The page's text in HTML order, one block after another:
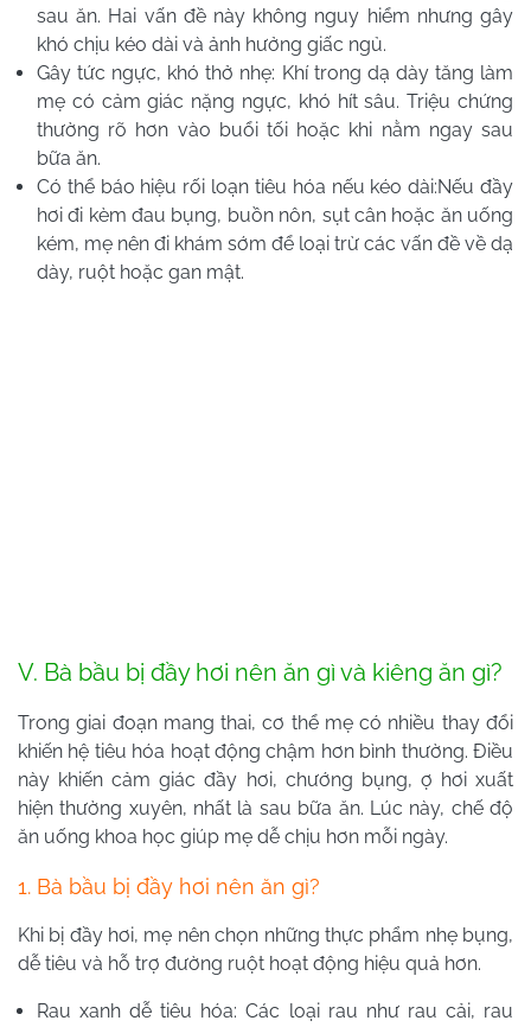
sau ăn. Hai vấn đề này không nguy hiểm nhưng gây
khó chịu kéo dài và ảnh hưởng giấc ngủ.
Gây tức ngực, khó thở nhẹ: Khí trong dạ dày tăng làm
mẹ có cảm giác nặng ngực, khó hít sâu. Triệu chứng
thường rõ hơn vào buổi tối hoặc khi nằm ngay sau
bữa ăn.
Có thể báo hiệu rối loạn tiêu hóa nếu kéo dài:Nếu đầy
hơi đi kèm đau bụng, buồn nôn, sụt cân hoặc ăn uống
kém, mẹ nên đi khám sớm để loại trừ các vấn đề về dạ
dày, ruột hoặc gan mật.
V. Bà bầu bị đầy hơi nên ăn gì và kiêng ăn gì?
Trong giai đoạn mang thai, cơ thể mẹ có nhiều thay đổi
khiến hệ tiêu hóa hoạt động chậm hơn bình thường. Điều
này khiến cảm giác đầy hơi, chướng bụng, ợ hơi xuất
hiện thường xuyên, nhất là sau bữa ăn. Lúc này, chế độ
ăn uống khoa học giúp mẹ dễ chịu hơn mỗi ngày.
1. Bà bầu bị đầy hơi nên ăn gì?
Khi bị đầy hơi, mẹ nên chọn những thực phẩm nhẹ bụng,
dễ tiêu và hỗ trợ đường ruột hoạt động hiệu quả hơn.
Rau xanh dễ tiêu hóa: Các loại rau như rau cải, rau